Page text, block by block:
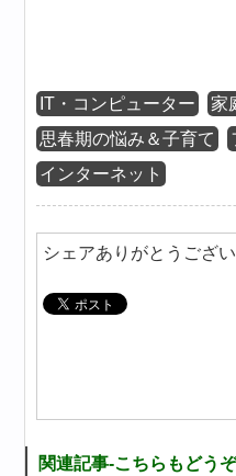
IT・コンピューター
家
思春期の悩み＆子育て
インターネット
シェアありがとうござ
関連記事-こちらもどう